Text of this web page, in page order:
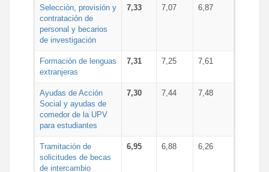
Selección, provisión y
contratación de
personal y becarios
de investigación
7,33 7,07 6,87
Formación de lenguas
extranjeras
7,31 7,25 7,61
Ayudas de Acción
Social y ayudas de
comedor de la UPV
para estudiantes
7,30 7,44 7,48
Tramitación de
solicitudes de becas
de intercambio
6,95 6,88 6,26